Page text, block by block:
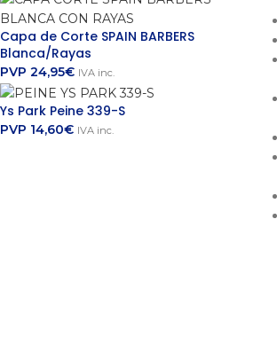
Capa de Corte SPAIN BARBERS
Blanca/Rayas
PVP 24,95€ IVA inc.
Ys Park Peine 339-S
PVP 14,60€ IVA inc.